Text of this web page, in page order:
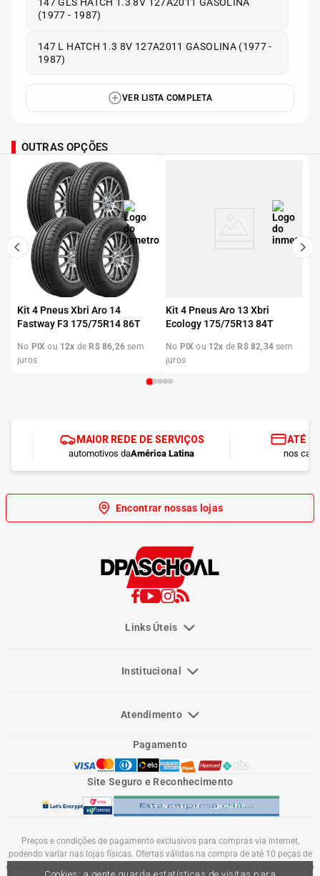
(1977 - 1987)
147 L HATCH 1.3 8V 127A2011 GASOLINA (1977 -
1987)
VER LISTA COMPLETA
OUTRAS OPÇÕES
Kit 4 Pneus Xbri Aro 14
Fastway F3 175/75R14 86T
No PIX ou 12x de R$ 86,26 sem
juros
Kit 4 Pneus Aro 13 Xbri
Ecology 175/75R13 84T
No PIX ou 12x de R$ 82,34 sem
juros
MAIOR REDE DE SERVIÇOS
automotivos daAmérica Latina
ATÉ
nos
Encontrar nossas lojas
Links Úteis
Institucional
Atendimento
Pagamento
Site Seguro e Reconhecimento
Preços e condições de pagamento exclusivos para compras via internet,
podendo variar nas lojas físicas. Ofertas válidas na compra de até 10 peças de
cada produto por cliente, até o término dos nossos estoques para internet. Caso